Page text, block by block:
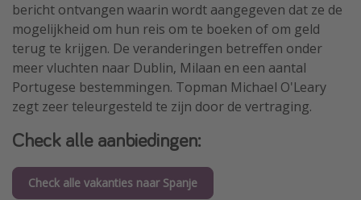
bericht ontvangen waarin wordt aangegeven dat ze de
mogelijkheid om hun reis om te boeken of om geld
terug te krijgen. De veranderingen betreffen onder
meer vluchten naar Dublin, Milaan en een aantal
Portugese bestemmingen. Topman Michael O'Leary
zegt zeer teleurgesteld te zijn door de vertraging.
Check alle aanbiedingen:
Check alle vakanties naar Spanje